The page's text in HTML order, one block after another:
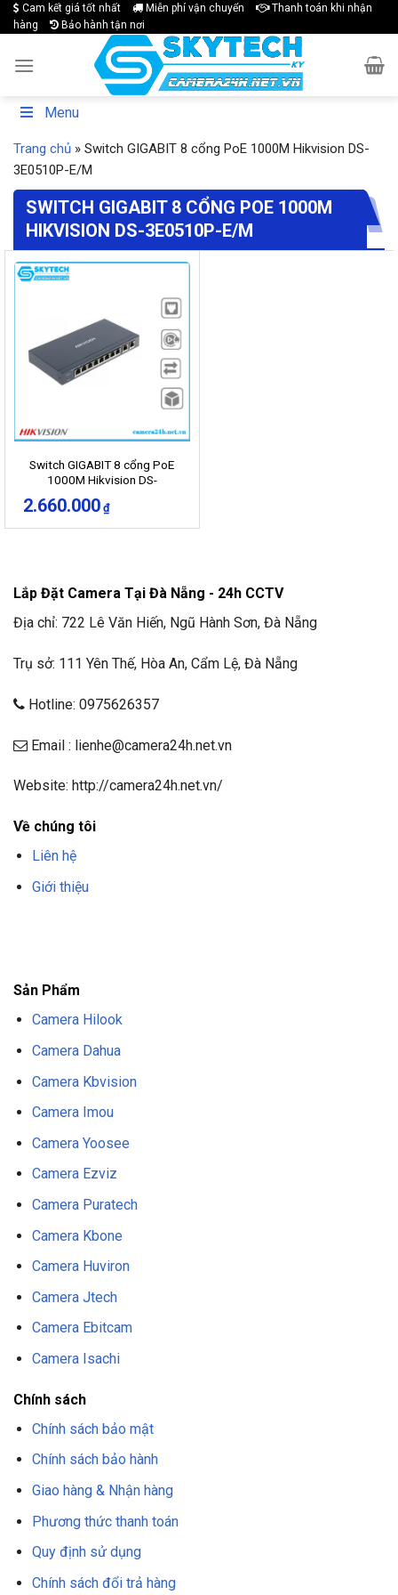
Skip
to
Cam kết giá tốt nhất Miễn phí vận chuyển
Thanh toán khi nhận
hàng
Bảo hành tận nơi
Menu
Trang chủ » Switch GIGABIT 8 cổng PoE 1000M Hikvision DS-
3E0510P-E/M
SWITCH GIGABIT 8 CỔNG POE 1000M
HIKVISION DS-3E0510P-E/M
Switch GIGABIT 8 cổng PoE
1000M Hikvision DS-
2.660.000 ₫
Lắp Đặt Camera Tại Đà Nẵng - 24h CCTV
Địa chỉ: 722 Lê Văn Hiến, Ngũ Hành Sơn, Đà Nẵng
Trụ sở: 111 Yên Thế, Hòa An, Cẩm Lệ, Đà Nẵng
Hotline: 0975626357
Email : lienhe@camera24h.net.vn
Website: http://camera24h.net.vn/
Về chúng tôi
Liên hệ
Giới thiệu
Sản Phẩm
Camera Hilook
Camera Dahua
Camera Kbvision
Camera Imou
Camera Yoosee
Camera Ezviz
Camera Puratech
Camera Kbone
Camera Huviron
Camera Jtech
Camera Ebitcam
Camera Isachi
Chính sách
Chính sách bảo mật
Chính sách bảo hành
Giao hàng & Nhận hàng
Phương thức thanh toán
Quy định sử dụng
Chính sách đổi trả hàng